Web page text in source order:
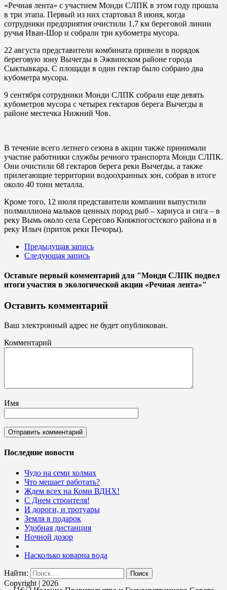
«Речная лента» с участием Монди СЛПК в этом году прошла
в три этапа. Первый из них стартовал 8 июня, когда
сотрудники предприятия очистили 1,7 км береговой линии
ручья Иван-Шор и собрали три кубометра мусора.
22 августа представители комбината привели в порядок
береговую зону Вычегды в Эжвинском районе города
Сыктывкара. С площади в один гектар было собрано два
кубометра мусора.
9 сентября сотрудники Монди СЛПК собрали еще девять
кубометров мусора с четырех гектаров берега Вычегды в
районе местечка Нижний Чов.
В течение всего летнего сезона в акции также принимали
участие работники службы речного транспорта Монди СЛПК.
Они очистили 68 гектаров берега реки Вычегды, а также
прилегающие территории водоохранных зон, собрав в итоге
около 40 тонн металла.
Кроме того, 12 июля представители компании выпустили
полмиллиона мальков ценных пород рыб – хариуса и сига – в
реку Вымь около села Серегово Княжпогостского района и в
реку Илыч (приток реки Печоры).
Предыдущая запись
Следующая запись
Оставьте первый комментарий для "Монди СЛПК подвел
итоги участия в экологической акции «Речная лента»"
Оставить комментарий
Ваш электронный адрес не будет опубликован.
Комментарий
Имя
Последние новости
Чудо на семи холмах
Что мешает работать?
Ждем всех на Коми ВДНХ!
С Днем строителя!
И дороги, и тротуары
Земля в подарок
Удобная дистанция
Ночной дозор
Насколько коварна вода
Найти:
Copyright | 2026